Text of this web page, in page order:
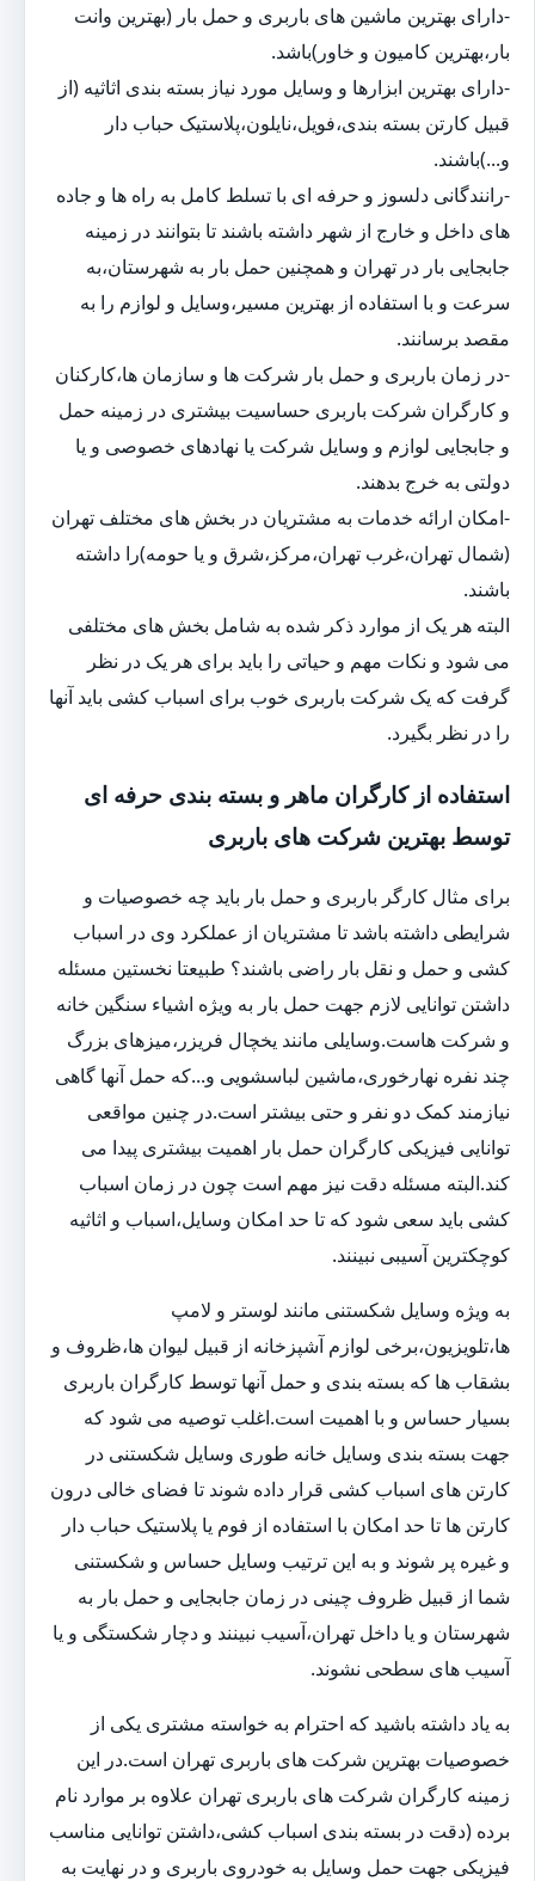
-دارای بهترین ماشین های باربری و حمل بار (بهترین وانت
بار،بهترین کامیون و خاور)باشد.
-دارای بهترین ابزارها و وسایل مورد نیاز بسته بندی اثاثیه (از
قبیل کارتن بسته بندی،فویل،نایلون،پلاستیک حباب دار
و...)باشند.
-رانندگانی دلسوز و حرفه ای با تسلط کامل به راه ها و جاده
های داخل و خارج از شهر داشته باشند تا بتوانند در زمینه
جابجایی بار در تهران و همچنین حمل بار به شهرستان،به
سرعت و با استفاده از بهترین مسیر،وسایل و لوازم را به
مقصد برسانند.
-در زمان باربری و حمل بار شرکت ها و سازمان ها،کارکنان
و کارگران شرکت باربری حساسیت بیشتری در زمینه حمل
و جابجایی لوازم و وسایل شرکت یا نهادهای خصوصی و یا
دولتی به خرج بدهند.
-امکان ارائه خدمات به مشتریان در بخش های مختلف تهران
(شمال تهران،غرب تهران،مرکز،شرق و یا حومه)را داشته
باشند.
البته هر یک از موارد ذکر شده به شامل بخش های مختلفی
می شود و نکات مهم و حیاتی را باید برای هر یک در نظر
گرفت که یک شرکت باربری خوب برای اسباب کشی باید آنها
را در نظر بگیرد.
استفاده از کارگران ماهر و بسته بندی حرفه ای
توسط بهترین شرکت های باربری
برای مثال کارگر باربری و حمل بار باید چه خصوصیات و
شرایطی داشته باشد تا مشتریان از عملکرد وی در اسباب
کشی و حمل و نقل بار راضی باشند؟ طبیعتا نخستین مسئله
داشتن توانایی لازم جهت حمل بار به ویژه اشیاء سنگین خانه
و شرکت هاست.وسایلی مانند یخچال فریزر،میزهای بزرگ
چند نفره نهارخوری،ماشین لباسشویی و...که حمل آنها گاهی
نیازمند کمک دو نفر و حتی بیشتر است.در چنین مواقعی
توانایی فیزیکی کارگران حمل بار اهمیت بیشتری پیدا می
کند.البته مسئله دقت نیز مهم است چون در زمان اسباب
کشی باید سعی شود که تا حد امکان وسایل،اسباب و اثاثیه
کوچکترین آسیبی نبینند.
به ویژه وسایل شکستنی مانند لوستر و لامپ
ها،تلویزیون،برخی لوازم آشپزخانه از قبیل لیوان ها،ظروف و
بشقاب ها که بسته بندی و حمل آنها توسط کارگران باربری
بسیار حساس و با اهمیت است.اغلب توصیه می شود که
جهت بسته بندی وسایل خانه طوری وسایل شکستنی در
کارتن های اسباب کشی قرار داده شوند تا فضای خالی درون
کارتن ها تا حد امکان با استفاده از فوم یا پلاستیک حباب دار
و غیره پر شوند و به این ترتیب وسایل حساس و شکستنی
شما از قبیل ظروف چینی در زمان جابجایی و حمل بار به
شهرستان و یا داخل تهران،آسیب نبینند و دچار شکستگی و یا
آسیب های سطحی نشوند.
به یاد داشته باشید که احترام به خواسته مشتری یکی از
خصوصیات بهترین شرکت های باربری تهران است.در این
زمینه کارگران شرکت های باربری تهران علاوه بر موارد نام
برده (دقت در بسته بندی اسباب کشی،داشتن توانایی مناسب
فیزیکی جهت حمل وسایل به خودروی باربری و در نهایت به